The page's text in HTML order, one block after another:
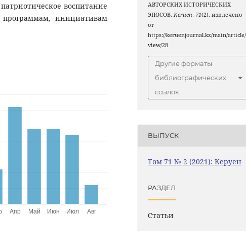
воспитание
программам, инициативам
АВТОРСКИХ ИСТОРИЧЕСКИХ
ЭПОСОВ.Keruen, 71(2). извлечено
от
https://keruenjournal.kz/main/article/
view/28
Другие форматы
библиографических
ссылок
ВЫПУСК
Том 71 № 2 (2021): Керуен
РАЗДЕЛ
Статьи